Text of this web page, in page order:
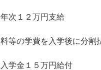
次１２万円支給
等の学費を入学後に分割
学金１５万円給付